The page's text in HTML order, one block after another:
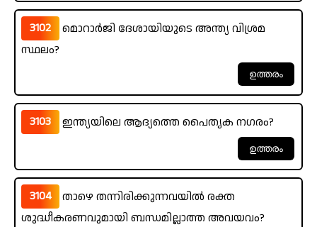
3102
മൊറാർജി ദേശായിയുടെ അന്ത്യ വിശ്രമ
സ്ഥലം?
3103 ഇന്ത്യയിലെ ആദ്യത്തെ പൈതൃക നഗരം?
3104
താഴെ തന്നിരിക്കുന്നവയിൽ രക്ത
ശുദ്ധീകരണവുമായി ബന്ധമില്ലാത്ത അവയവം?